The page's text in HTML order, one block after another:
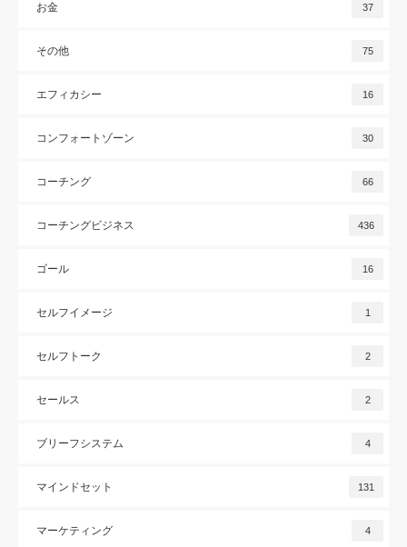
お金 37
その他 75
エフィカシー 16
コンフォートゾーン 30
コーチング 66
コーチングビジネス 436
ゴール 16
セルフイメージ 1
セルフトーク 2
セールス 2
ブリーフシステム 4
マインドセット 131
マーケティング 4